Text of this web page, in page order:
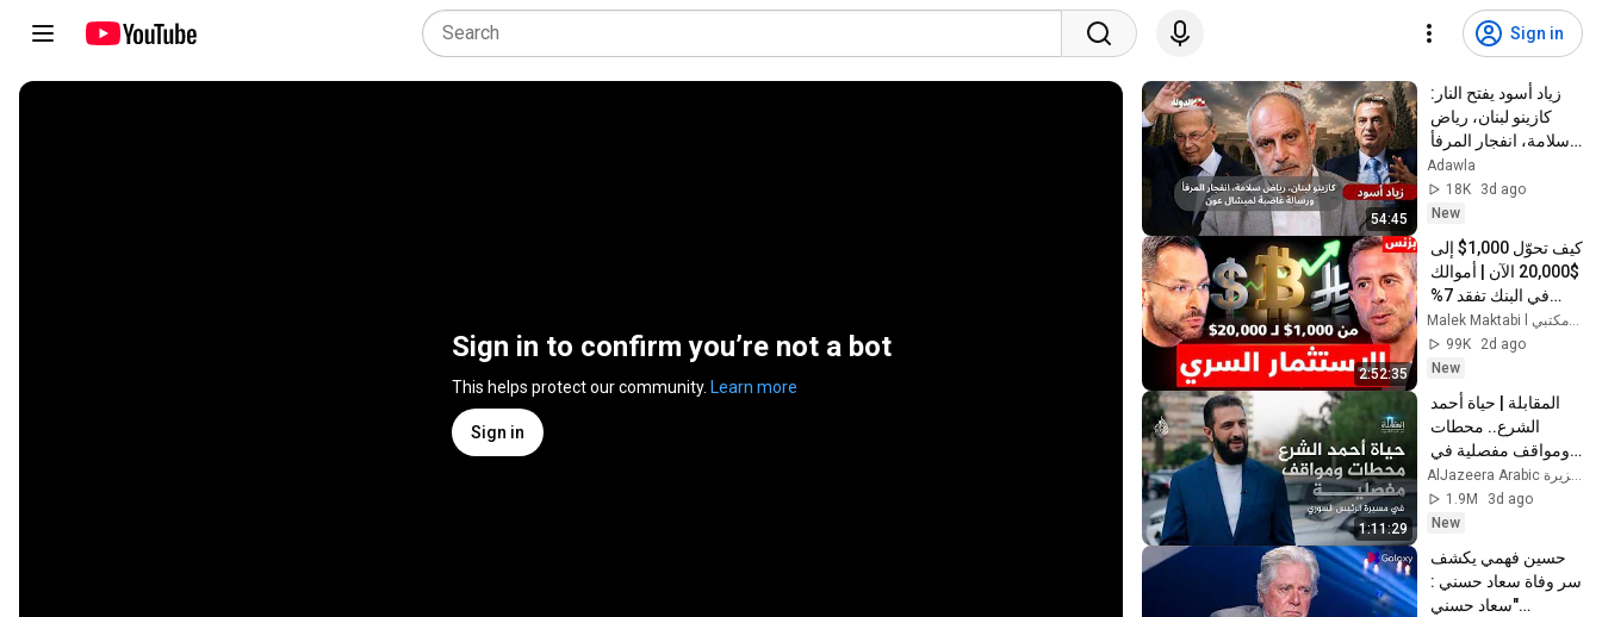
Sign in
Sign in to confirm you’re not a bot
This helps protect our community. Learn more
Sign in
54:45
ورسالة غاضبة لميشال
عون
Adawla
18K
3d ago
New
2:52:35
سنوياً
Malek Maktabi l مالك مكتبي
99K
2d ago
New
1:11:29
مسيرة الرئيس
السوري
AlJazeera Arabic قناة الجزيرة
1.9M
3d ago
New